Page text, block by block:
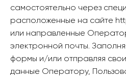
самостоятельно через
расположенные на сайте
или направленные
электронной почты.
формы и/или отправляя
данные Оператору,